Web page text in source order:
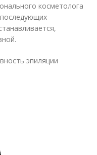
косметолога
эпиляции